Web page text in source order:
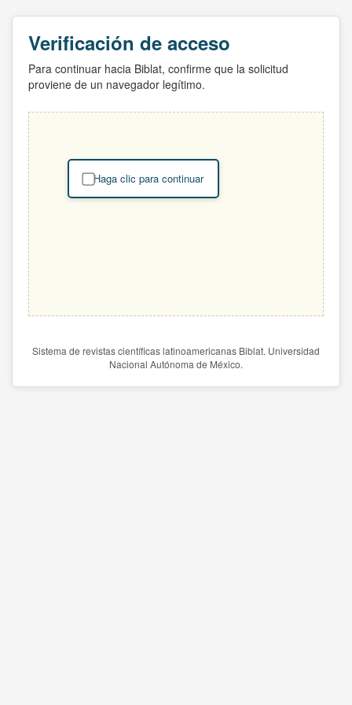
Verificación de acceso
Para continuar hacia Biblat, confirme que la solicitud
proviene de un navegador legítimo.
Haga clic para continuar
Sistema de revistas científicas latinoamericanas Biblat. Universidad
Nacional Autónoma de México.